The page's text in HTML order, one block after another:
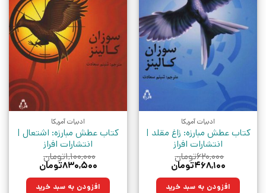
ادبیات آمریکا
کتاب عطش مبارزه: زاغ مقلد |
انتشارات افراز
۶۲۰,۰۰۰تومان
قیمت
۶۲۰,۰۰۰تومان
۴۶۸,۱۰۰تومان
۴۶۸,۱۰۰تومان.افزودن به سبد خرید
ادبیات آمریکا
کتاب عطش مبارزه: اشتعال |
انتشارات افراز
۱,۱۰۰,۰۰۰تومان
قیمت
۱,۱۰۰,۰۰۰تومان
۸۳۰,۵۰۰تومان
۸۳۰,۵۰۰تومان.افزودن به سبد خرید